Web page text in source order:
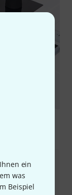
ein
was
Beispiel
Intro